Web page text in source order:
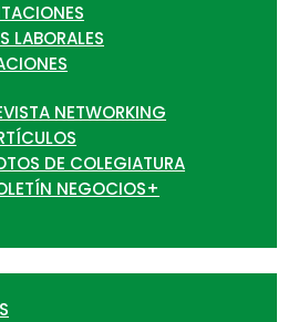
LABORALES
NETWORKING
DE COLEGIATURA
NEGOCIOS+